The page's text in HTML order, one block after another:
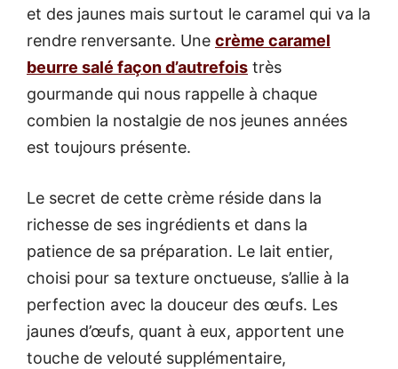
et des jaunes mais surtout le caramel qui va la
rendre renversante. Une crème caramel
beurre salé façon d’autrefois très
gourmande qui nous rappelle à chaque
combien la nostalgie de nos jeunes années
est toujours présente.
Le secret de cette crème réside dans la
richesse de ses ingrédients et dans la
patience de sa préparation. Le lait entier,
choisi pour sa texture onctueuse, s’allie à la
perfection avec la douceur des œufs. Les
jaunes d’œufs, quant à eux, apportent une
touche de velouté supplémentaire,